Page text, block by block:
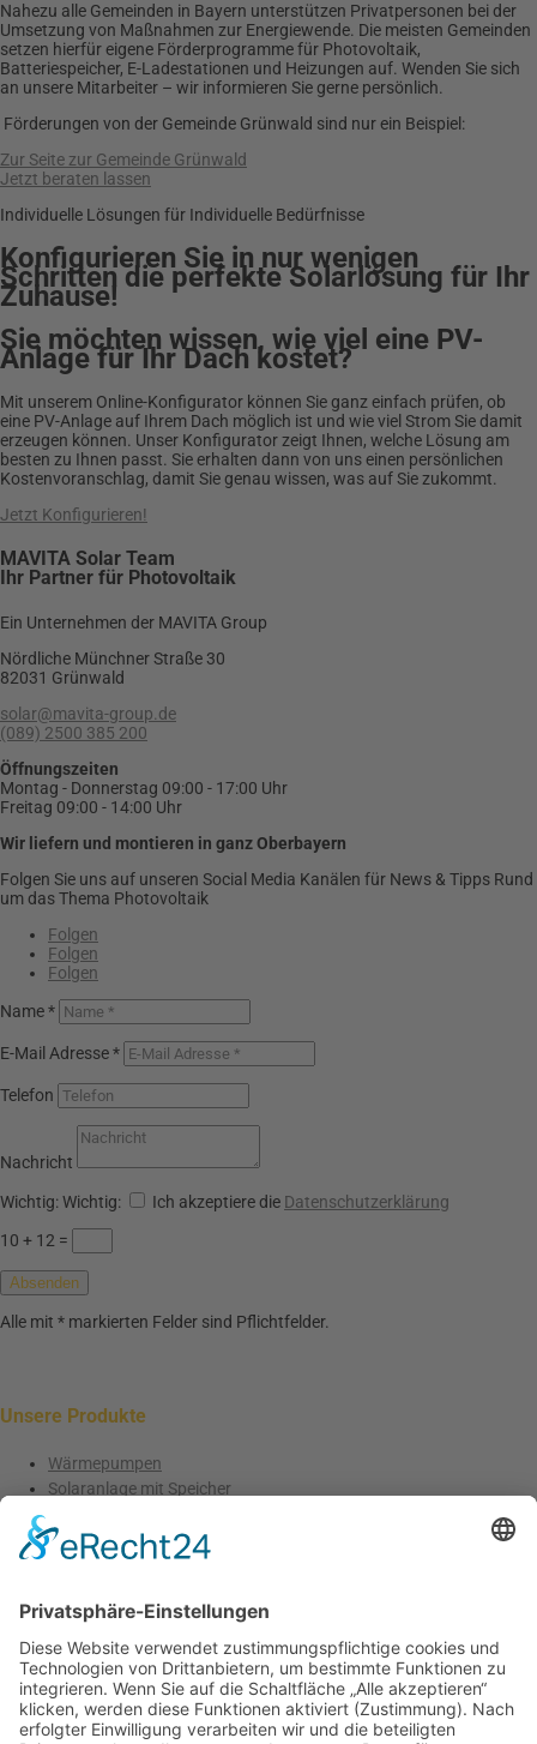
Nahezu alle Gemeinden in Bayern unterstützen Privatpersonen bei der
Umsetzung von Maßnahmen zur Energiewende. Die meisten Gemeinden
setzen hierfür eigene Förderprogramme für Photovoltaik,
Batteriespeicher, E-Ladestationen und Heizungen auf. Wenden Sie sich
an unsere Mitarbeiter – wir informieren Sie gerne persönlich.
Förderungen von der Gemeinde Grünwald sind nur ein Beispiel:
Zur Seite zur Gemeinde Grünwald
Jetzt beraten lassen
Individuelle Lösungen für Individuelle Bedürfnisse
Konfigurieren Sie in nur wenigen
Schritten die perfekte Solarlösung für Ihr
Zuhause!
Sie möchten wissen, wie viel eine PV-
Anlage für Ihr Dach kostet?
Mit unserem Online-Konfigurator können Sie ganz einfach prüfen, ob
eine PV-Anlage auf Ihrem Dach möglich ist und wie viel Strom Sie damit
erzeugen können. Unser Konfigurator zeigt Ihnen, welche Lösung am
besten zu Ihnen passt. Sie erhalten dann von uns einen persönlichen
Kostenvoranschlag, damit Sie genau wissen, was auf Sie zukommt.
Jetzt Konfigurieren!
MAVITA Solar Team
Ihr Partner für Photovoltaik
Ein Unternehmen der MAVITA Group
Nördliche Münchner Straße 30
82031 Grünwald
solar@mavita-group.de
(089) 2500 385 200
Öffnungszeiten
Montag - Donnerstag 09:00 - 17:00 Uhr
Freitag 09:00 - 14:00 Uhr
Wir liefern und montieren in ganz Oberbayern
Folgen Sie uns auf unseren Social Media Kanälen für News & Tipps Rund
um das Thema Photovoltaik
Folgen
Folgen
Folgen
Name *
E-Mail Adresse *
Telefon
Nachricht
Wichtig:Wichtig: Ich akzeptiere die Datenschutzerklärung
10 + 12 =
Absenden
Alle mit * markierten Felder sind Pflichtfelder.
Unsere Produkte
Wärmepumpen
Solaranlage mit Speicher
Solaranlage Doppelhaushälfte
Solar Terrassendach
Solarmoldule
Glas-Glas Module
Monokristalline Solarmodule
Verschattungsresistente Solarmodule